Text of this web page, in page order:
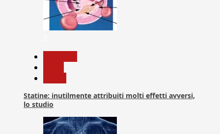
Statine: inutilmente attribuiti molti effetti avversi,
lo studio